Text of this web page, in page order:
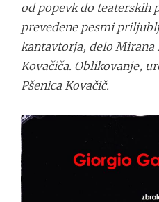
od popevk do teaterskih
prevedene pesmi
kantavtorja, delo Mirana
Kovačiča. Oblikovanje,
Pšenica Kovačič.